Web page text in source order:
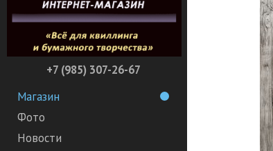
+7 (985) 307-26-67
Магазин
Фото
Новости